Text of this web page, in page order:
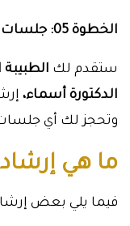
الخطوة 05: جلسات المتابعة
ستقدم لك
الدكتورة أسماء،
وتحجز لك أي
ما هي
فيما يلي بعض